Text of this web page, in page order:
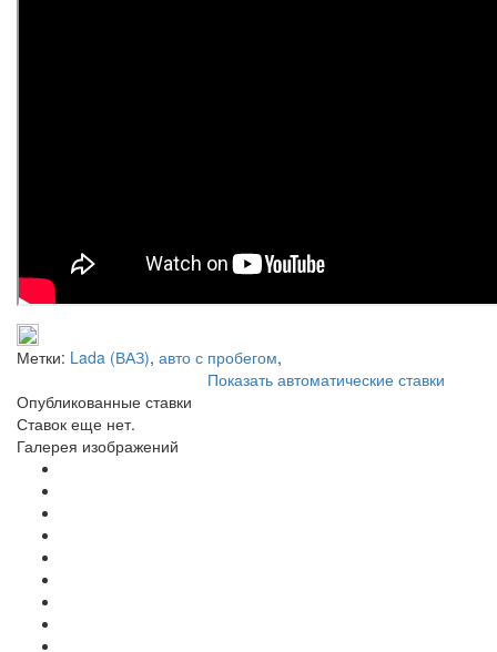
Метки: Lada (ВАЗ), авто с пробегом,
Показать автоматические ставки
Опубликованные ставки
Ставок еще нет.
Галерея изображений